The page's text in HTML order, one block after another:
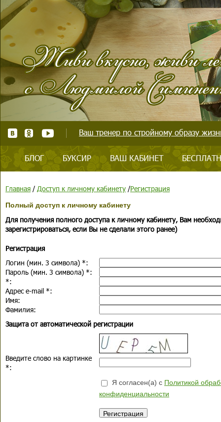
Ваш тренер по стройному образу
БЛОГ БУКСИР ВАШ КАБИНЕТ
Главная / Доступ к личному кабинету /Регистрация
Полный доступ к личному кабинету
Для получения полного доступа к личному кабинету, Вам
зарегистрироваться, если Вы не сделали этого ранее)
Регистрация
Логин (мин. 3 символа) *:
Пароль (мин. 3 символа) *:
*:
Адрес e-mail *:
Имя:
Фамилия:
Защита от автоматической регистрации
Введите слово на картинке
*:
Я согласен(а) с Политикой
конфиденциальности